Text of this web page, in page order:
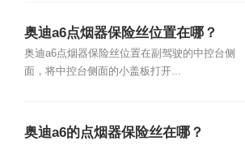
奥迪a6点烟器保险丝位置在哪？
奥迪a6点烟器保险丝位置在副驾驶的中控台侧
面，将中控台侧面的小盖板打开...
奥迪a6的点烟器保险丝在哪？